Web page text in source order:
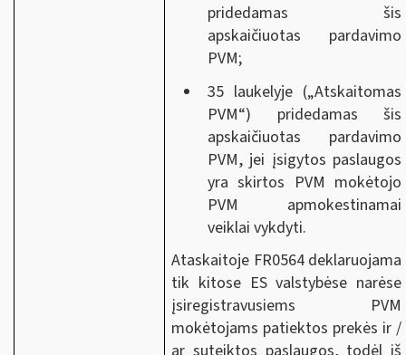
pridedamas šis
apskaičiuotas pardavimo
PVM;
35 laukelyje („Atskaitomas
PVM“) pridedamas šis
apskaičiuotas pardavimo
PVM, jei įsigytos paslaugos
yra skirtos PVM mokėtojo
PVM apmokestinamai
veiklai vykdyti.
Ataskaitoje FR0564 deklaruojama
tik kitose ES valstybėse narėse
įsiregistravusiems PVM
mokėtojams patiektos prekės ir /